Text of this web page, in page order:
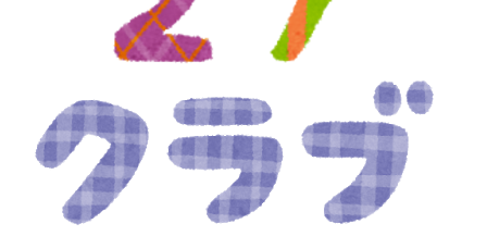
【画像】本田望結さん、我々を挑発するｗｗｗｗｗ